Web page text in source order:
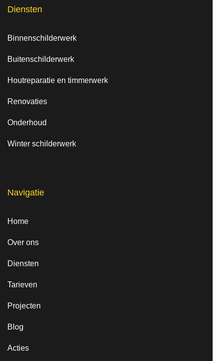
Diensten
Binnenschilderwerk
Buitenschilderwerk
Houtreparatie en timmerwerk
Renovaties
Onderhoud
Winter schilderwerk
Navigatie
Home
Over ons
Diensten
Tarieven
Projecten
Blog
Acties